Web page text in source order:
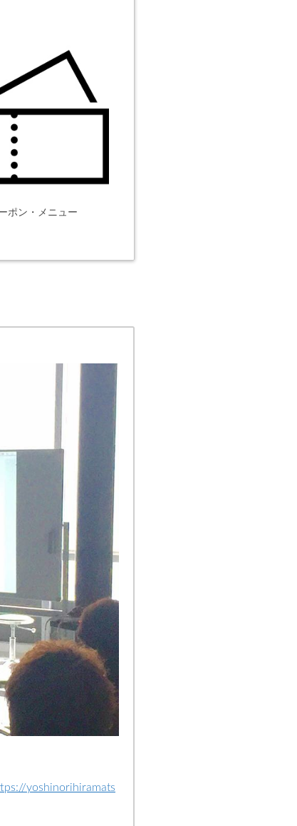
ポン・メニュー
yoshinorihiramats